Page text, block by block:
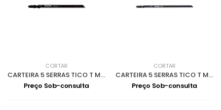
CORTAR
CARTEIRA 5 SERRAS TICO T MADEIRA 100mm A-86309
Preço Sob-consulta
CORTAR
CARTEIRA 5 SERRAS TICO T MADEIRA 151mm A-86315
Preço Sob-consulta